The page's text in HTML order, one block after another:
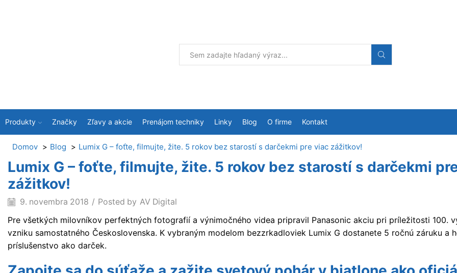
Produkty Značky Zľavy a akcie Prenájom techniky Linky Blog O firme Kontakt
Domov Blog Lumix G – foťte, filmujte, žite. 5 rokov bez starostí s darčekmi pre viac zážitkov!
Lumix G – foťte, filmujte, žite. 5 rokov bez starostí s darčekmi
zážitkov!
9. novembra 2018 / Posted by AV Digital
Pre všetkých milovníkov perfektných fotografií a výnimočného videa pripravil Panasonic akciu pri príležitosti 100.
vzniku samostatného Československa. K vybraným modelom bezzrkadloviek Lumix G dostanete 5 ročnú záruku a
príslušenstvo ako darček.